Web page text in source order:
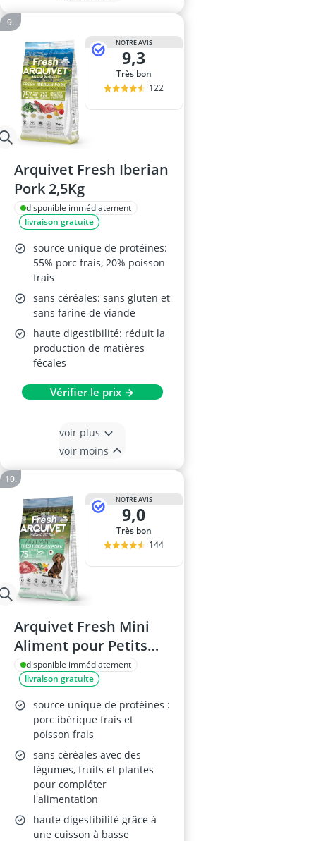
NOTRE AVIS
9,3
Très bon
122
Arquivet Fresh Iberian
Pork 2,5Kg
disponible immédiatement
livraison gratuite
source unique de protéines:
55% porc frais, 20% poisson
frais
sans céréales: sans gluten et
sans farine de viande
haute digestibilité: réduit la
production de matières
fécales
Vérifier le prix →
voir plus
voir moins
NOTRE AVIS
9,0
Très bon
144
Arquivet Fresh Mini
Aliment pour Petits
Chiens 2,5 kg
disponible immédiatement
livraison gratuite
source unique de protéines :
porc ibérique frais et
poisson frais
sans céréales avec des
légumes, fruits et plantes
pour compléter
l'alimentation
haute digestibilité grâce à
une cuisson à basse